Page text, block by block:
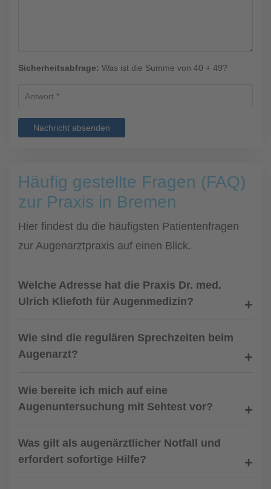
Sicherheitsabfrage: Was ist die Summe von 40 + 49?
Nachricht absenden
Häufig gestellte Fragen (FAQ)
zur Praxis in Bremen
Hier findest du die häufigsten Patientenfragen
zur Augenarztpraxis auf einen Blick.
Welche Adresse hat die Praxis Dr. med.
Ulrich Kliefoth für Augenmedizin?
Wie sind die regulären Sprechzeiten beim
Augenarzt?
Wie bereite ich mich auf eine
Augenuntersuchung mit Sehtest vor?
Was gilt als augenärztlicher Notfall und
erfordert sofortige Hilfe?